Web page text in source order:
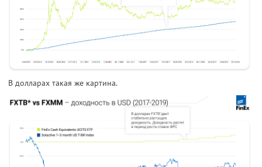
В долларах такая же картина.